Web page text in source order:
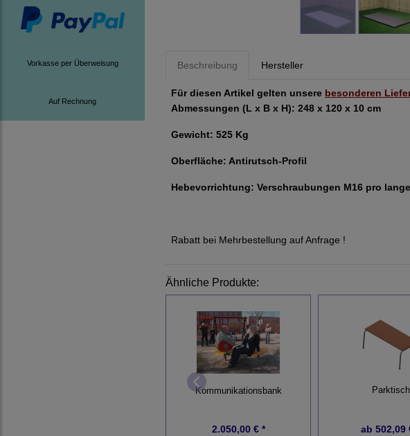
Vorkasse per Überweisung
Auf Rechnung
Beschreibung Hersteller
Für diesen Artikel gelten unsere besonderen
Abmessungen (L x B x H): 248 x 120 x 10 cm
Gewicht: 525 Kg
Oberfläche: Antirutsch-Profil
Hebevorrichtung: Verschraubungen M16 pro
Rabatt bei Mehrbestellung auf Anfrage !
Ähnliche Produkte:
Kommunikationsbank
2.050,00 € *
Parktisch
ab 502,09